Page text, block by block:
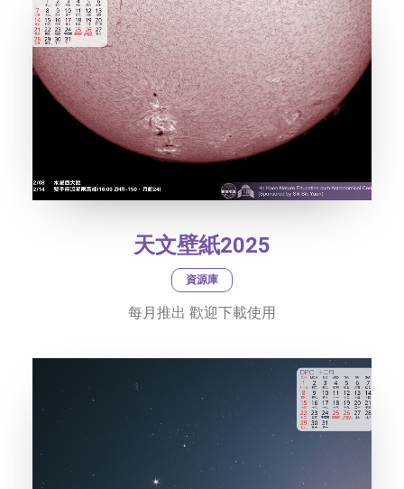
天文壁紙2025
資源庫
每月推出 歡迎下載使用